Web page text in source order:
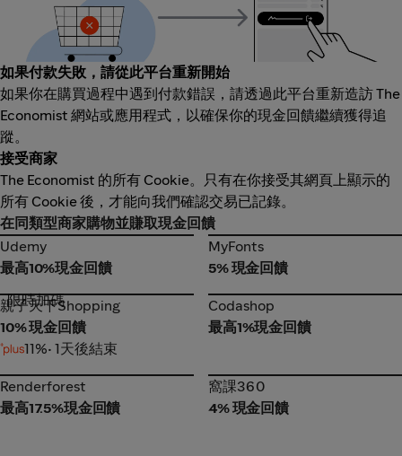
如果付款失敗，請從此平台重新開始
如果你在購買過程中遇到付款錯誤，請透過此平台重新造訪 The
Economist 網站或應用程式，以確保你的現金回饋繼續獲得追
蹤。
接受商家
The Economist 的所有 Cookie。只有在你接受其網頁上顯示的
所有 Cookie 後，才能向我們確認交易已記錄。
在同類型商家購物並賺取現金回饋
Udemy
Udemy
最高10%現金回饋
MyFonts
MyFonts
5% 現金回饋
親子天下Shopping
限時加碼
親子天下Shopping
10% 現金回饋
11%• 1天後結束
Codashop
Codashop
最高1%現金回饋
Renderforest
Renderforest
最高17.5%現金回饋
窩課360
窩課360
4% 現金回饋